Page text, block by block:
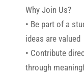
Why Join Us?
• Be part of a
ideas are valued
• Contribute
through